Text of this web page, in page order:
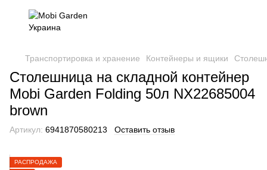
Транспортировка и хранение Контейнеры и ящики
Столешница на складной контейнер
Mobi Garden Folding 50л NX22685004
brown
Артикул: 6941870580213 Оставить отзыв
РАСПРОДАЖА